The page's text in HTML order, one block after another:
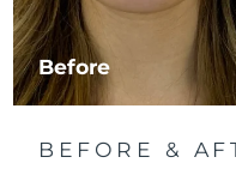
Before
BEFORE &
立陶宛